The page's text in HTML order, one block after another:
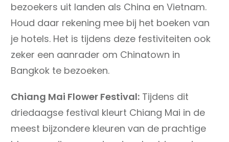
bezoekers uit landen als China en Vietnam.
Houd daar rekening mee bij het boeken van
je hotels. Het is tijdens deze festiviteiten ook
zeker een aanrader om Chinatown in
Bangkok te bezoeken.
Chiang Mai Flower Festival: Tijdens dit
driedaagse festival kleurt Chiang Mai in de
meest bijzondere kleuren van de prachtige